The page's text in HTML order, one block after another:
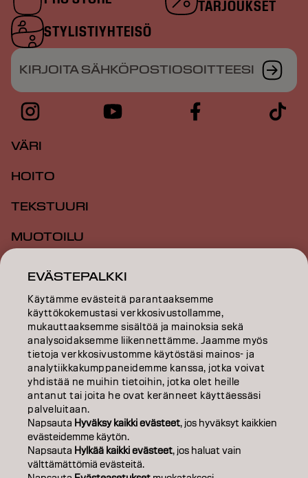
TARJOUKSET
STYLISTIYHTEISÖ
KIRJOITA SÄHKÖPOSTIOSOITTEESI
VÄRI
HOITO
TEKSTUURI
MUOTOILU
INSPIRAATIO
KOULUTUS
TIETOA MEISTÄ
SALON FINDER
RYHDY KUMPPANIKSI
OTA YHTEYTTÄ
JulkaisijaTietosuojakäytäntö
EVÄSTEPALKKI
Käytämme evästeitä parantaaksemme
käyttökokemustasi verkkosivustollamme,
mukauttaaksemme sisältöä ja mainoksia sekä
analysoidaksemme liikennettämme. Jaamme myös
tietoja verkkosivustomme käytöstäsi mainos- ja
analytiikkakumppaneidemme kanssa, jotka voivat
yhdistää ne muihin tietoihin, jotka olet heille
antanut tai joita he ovat keränneet käyttäessäsi
palveluitaan.
Napsauta Hyväksy kaikki evästeet, jos hyväksyt kaikkien
evästeidemme käytön.
Napsauta Hylkää kaikki evästeet, jos haluat vain
välttämättömiä evästeitä.